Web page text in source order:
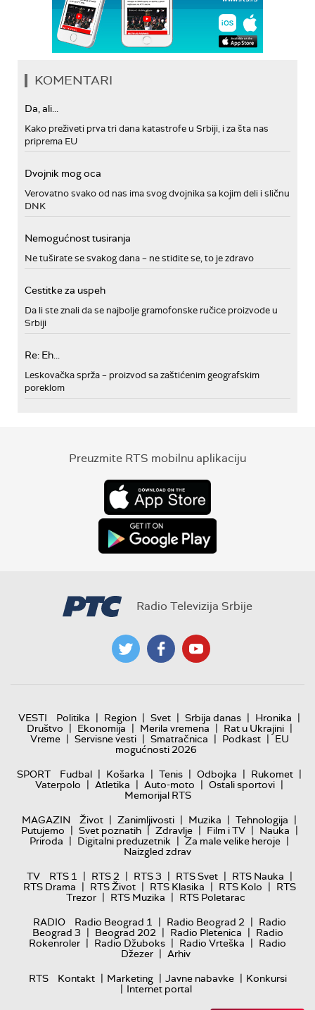
KOMENTARI
Da, ali...
Kako preživeti prva tri dana katastrofe u Srbiji, i za šta nas
priprema EU
Dvojnik mog oca
Verovatno svako od nas ima svog dvojnika sa kojim deli i sličnu
DNK
Nemogućnost tusiranja
Ne tuširate se svakog dana – ne stidite se, to je zdravo
Cestitke za uspeh
Da li ste znali da se najbolje gramofonske ručice proizvode u
Srbiji
Re: Eh...
Leskovačka sprža – proizvod sa zaštićenim geografskim
poreklom
Preuzmite RTS mobilnu aplikaciju
Radio Televizija Srbije
VESTI Politika | Region | Svet | Srbija danas | Hronika |
Društvo | Ekonomija | Merila vremena | Rat u Ukrajini |
Vreme | Servisne vesti | Smatračnica | Podkast | EU
mogućnosti 2026
SPORT
Fudbal | Košarka | Tenis | Odbojka | Rukomet |
Vaterpolo | Atletika | Auto-moto | Ostali sportovi |
Memorijal RTS
MAGAZIN
Život | Zanimljivosti | Muzika | Tehnologija |
Putujemo | Svet poznatih | Zdravlje | Film i TV | Nauka |
Priroda | Digitalni preduzetnik | Za male velike heroje |
Naizgled zdrav
TV
RTS 1 | RTS 2 | RTS 3 | RTS Svet | RTS Nauka |
RTS Drama | RTS Život | RTS Klasika | RTS Kolo | RTS
Trezor | RTS Muzika | RTS Poletarac
RADIO
Radio Beograd 1 | Radio Beograd 2 | Radio
Beograd 3 | Beograd 202 | Radio Pletenica | Radio
Rokenroler | Radio Džuboks | Radio Vrteška | Radio
Džezer | Arhiv
RTS
Kontakt | Marketing | Javne nabavke | Konkursi
| Internet portal